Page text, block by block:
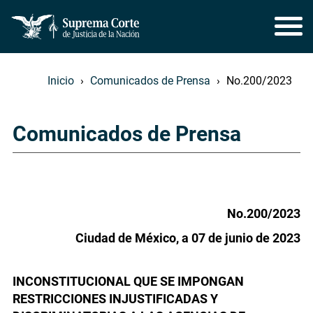
Inicio Comunicados de Prensa No.200/2023
Comunicados de Prensa
No.200/2023
Ciudad de México, a 07 de junio de 2023
INCONSTITUCIONAL QUE SE IMPONGAN
RESTRICCIONES INJUSTIFICADAS Y